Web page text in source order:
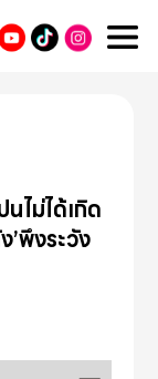
ไม่ได้เกิด
พึงระวัง